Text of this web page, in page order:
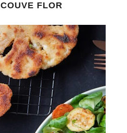
COUVE FLOR